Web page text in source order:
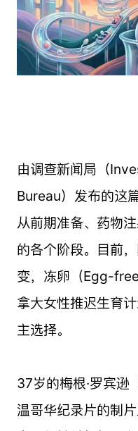
由调查新闻局（
Bureau）发布的这
从前期准备、药物
的各个阶段。目前
变，冻卵（Egg-
拿大女性推迟生育
主选择。
37岁的梅根·罗宾
温哥华纪录片的制